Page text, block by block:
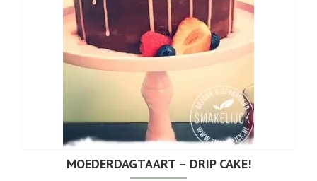
MOEDERDAGTAART – DRIP CAKE!